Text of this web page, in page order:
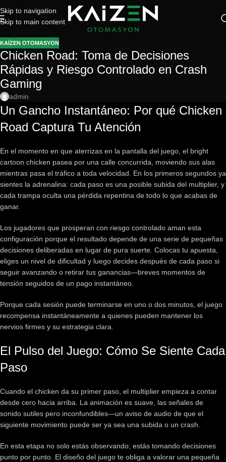
Skip to navigation
Skip to main content
KAIZEN OTOMASYON
Chicken Road: Toma de Decisiones
Rápidas y Riesgo Controlado en Crash
Gaming
admin
Un Gancho Instantáneo: Por qué Chicken
Road Captura Tu Atención
En el momento en que aterrizas en la pantalla del juego, el bright
cartoon chicken pasea por una calle concurrida, moviendo sus alas
mientras pasa el tráfico a toda velocidad. En los primeros segundos ya
sientes la adrenalina: cada paso es una posible subida del multiplier, y
cada trampa oculta una pérdida repentina de todo lo que acabas de
ganar.
Los jugadores que prosperan con riesgo controlado aman esta
configuración porque el resultado depende de una serie de pequeñas
decisiones deliberadas en lugar de pura suerte. Colocas tu apuesta,
eliges un nivel de dificultad y luego decides después de cada paso si
seguir avanzando o retirar tus ganancias—breves momentos de
tensión seguidos de un pago instantáneo.
Porque cada sesión puede terminarse en uno o dos minutos, el juego
recompensa instantáneamente a quienes pueden mantener los
nervios firmes y su estrategia clara.
El Pulso del Juego: Cómo Se Siente Cada
Paso
Cuando el chicken da su primer paso, el multiplier empieza a contar
desde cero hacia arriba. La animación es suave, las señales de
sonido sutiles pero inconfundibles—un aviso de audio de que el
siguiente movimiento puede ser ya sea una subida o un crash.
En esta etapa no solo estás observando; estás tomando decisiones
punto por punto. El diseño del juego te obliga a valorar una pequeña